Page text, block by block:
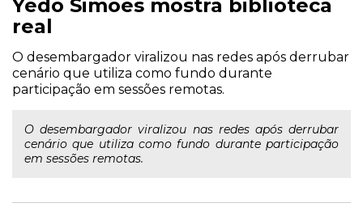
Yedo Simões mostra biblioteca
real
O desembargador viralizou nas redes após derrubar
cenário que utiliza como fundo durante
participação em sessões remotas.
O desembargador viralizou nas redes após derrubar
cenário que utiliza como fundo durante participação
em sessões remotas.